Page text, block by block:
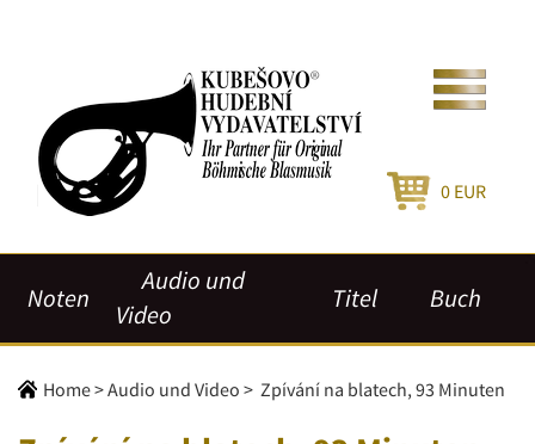
0 EUR
Noten
Audio und
Video
Titel Buch
Home>Audio und Video > Zpívání na blatech, 93 Minuten